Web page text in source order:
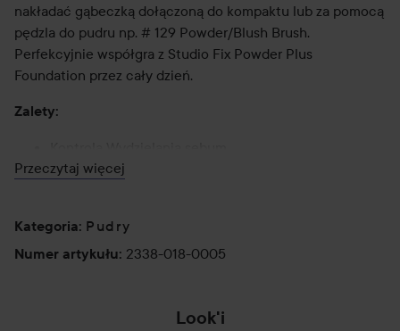
nakładać gąbeczką dołączoną do kompaktu lub za pomocą
pędzla do pudru np. # 129 Powder/Blush Brush.
Perfekcyjnie współgra z Studio Fix Powder Plus
Foundation przez cały dzień.
Zalety:
Testowane dermatologicznie
Sposób użycia:
Przeczytaj więcej
Kategoria: Pudry
Numer artykułu: 2338-018-0005
Look'i